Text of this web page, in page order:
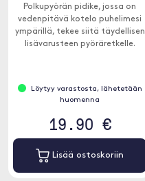
Polkupyörän pidike, jossa on
vedenpitävä kotelo puhelimesi
ympärillä, tekee siitä täydellisen
lisävarusteen pyöräretkelle.
Löytyy varastosta, lähetetään
huomenna
19.90 €
Lisää ostoskoriin